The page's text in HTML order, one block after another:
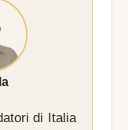
di Italia